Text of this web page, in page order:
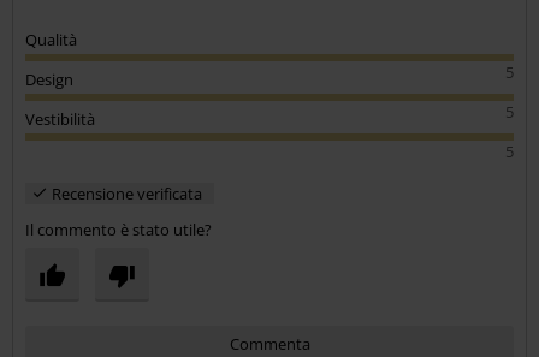
Qualità
5
Design
5
Vestibilità
5
Recensione verificata
Il commento è stato utile?
Commenta